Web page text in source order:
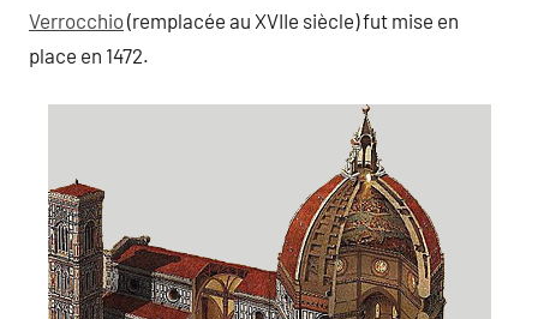
Verrocchio(remplacée au XVIIe siècle) fut mise en
place en 1472.